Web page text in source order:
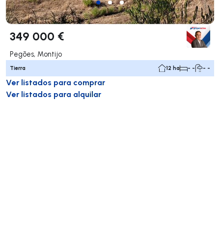
349 000 €
Pegões, Montijo
Tierra 12 ha - - - -
Ver listados para comprar
Ver listados para alquilar